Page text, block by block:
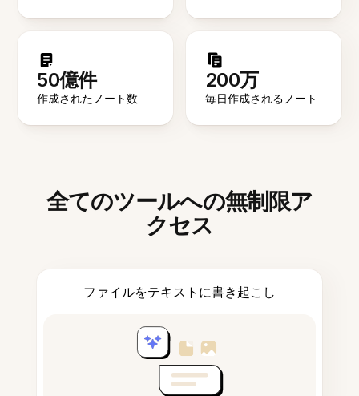
50億件
作成されたノート数
200万
毎日作成されるノート
全てのツールへの無制限ア
クセス
ファイルをテキストに書き起こし